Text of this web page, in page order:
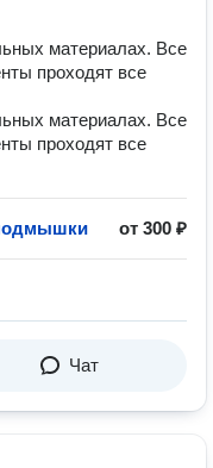
материалах. Все
проходят все
материалах. Все
проходят все
от 300 ₽
Чат